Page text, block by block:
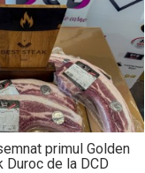
primul Golden
Duroc de la DCD